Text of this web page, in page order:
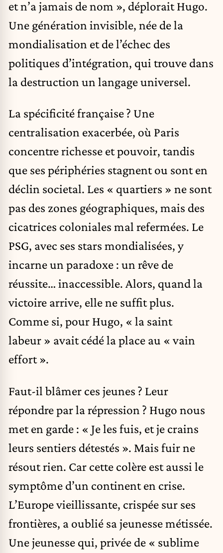
et n’a jamais de nom », déplorait Hugo.
Une génération invisible, née de la
mondialisation et de l’échec des
politiques d’intégration, qui trouve dans
la destruction un langage universel.
La spécificité française ? Une
centralisation exacerbée, où Paris
concentre richesse et pouvoir, tandis
que ses périphéries stagnent ou sont en
déclin societal. Les « quartiers » ne sont
pas des zones géographiques, mais des
cicatrices coloniales mal refermées. Le
PSG, avec ses stars mondialisées, y
incarne un paradoxe : un rêve de
réussite… inaccessible. Alors, quand la
victoire arrive, elle ne suffit plus.
Comme si, pour Hugo, « la saint
labeur » avait cédé la place au « vain
effort ».
Faut-il blâmer ces jeunes ? Leur
répondre par la répression ? Hugo nous
met en garde : « Je les fuis, et je crains
leurs sentiers détestés ». Mais fuir ne
résout rien. Car cette colère est aussi le
symptôme d’un continent en crise.
L’Europe vieillissante, crispée sur ses
frontières, a oublié sa jeunesse métissée.
Une jeunesse qui, privée de « sublime